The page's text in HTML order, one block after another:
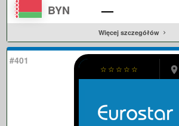
BYN —
Więcej szczegółów
#401
☆
☆
☆
☆
☆